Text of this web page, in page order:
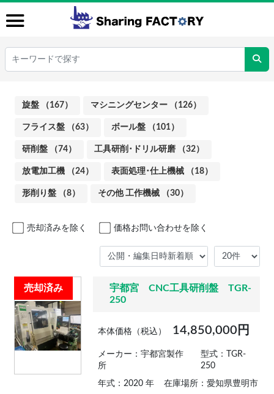
旋盤 （167） マシニングセンター （126）
フライス盤 （63） ボール盤 （101）
研削盤 （74） 工具研削･ドリル研磨 （32）
放電加工機 （24） 表面処理･仕上機械 （18）
形削り盤 （8） その他 工作機械 （30）
売却済みを除く 価格お問い合わせを除く
売却済み
宇都宮 CNC工具研削盤 TGR-
250
本体価格（税込） 14,850,000円
メーカー：宇都宮製作
所
型式：TGR-
250
年式：2020 年 在庫場所：愛知県豊明市